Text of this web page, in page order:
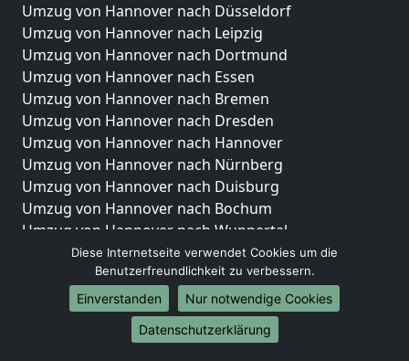
Umzug von Hannover nach Düsseldorf
Umzug von Hannover nach Leipzig
Umzug von Hannover nach Dortmund
Umzug von Hannover nach Essen
Umzug von Hannover nach Bremen
Umzug von Hannover nach Dresden
Umzug von Hannover nach Hannover
Umzug von Hannover nach Nürnberg
Umzug von Hannover nach Duisburg
Umzug von Hannover nach Bochum
Umzug von Hannover nach Wuppertal
Umzug von Hannover nach Bielefeld
Umzug von Hannover nach Bonn
Umzug von Hannover nach Münster
Internationale-Umzüge
Diese Internetseite verwendet Cookies um die
Benutzerfreundlichkeit zu verbessern.
Einverstanden
Nur notwendige Cookies
Datenschutzerklärung